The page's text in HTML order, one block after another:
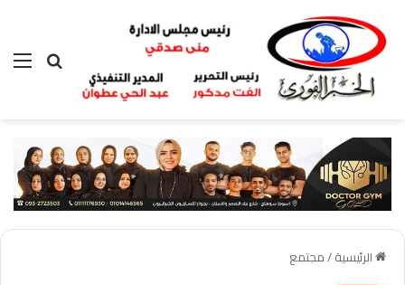
بحث عن
الرئيسية/مجتمع